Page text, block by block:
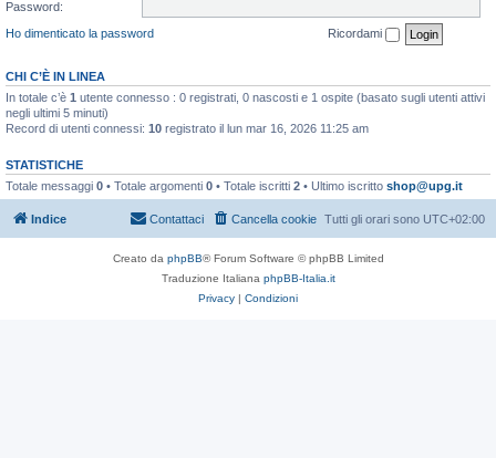
Password:
Ho dimenticato la password
Ricordami
CHI C’È IN LINEA
In totale c’è 1 utente connesso : 0 registrati, 0 nascosti e 1 ospite (basato sugli utenti attivi
negli ultimi 5 minuti)
Record di utenti connessi: 10 registrato il lun mar 16, 2026 11:25 am
STATISTICHE
Totale messaggi 0 • Totale argomenti 0 • Totale iscritti 2 • Ultimo iscritto shop@upg.it
Indice Tutti gli orari sono UTC+02:00
Cancella cookie
Contattaci
Creato da phpBB® Forum Software © phpBB Limited
Traduzione Italiana phpBB-Italia.it
Privacy | Condizioni